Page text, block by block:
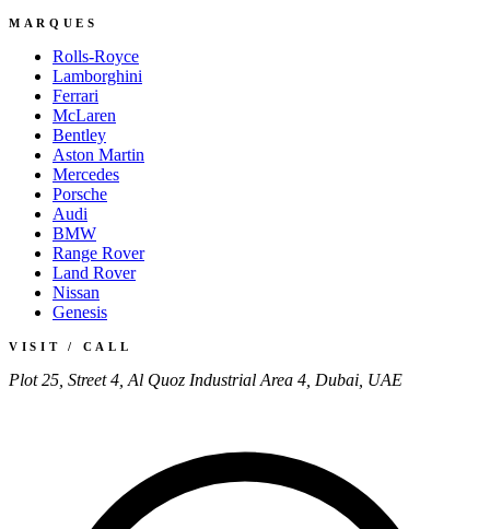
MARQUES
Rolls-Royce
Lamborghini
Ferrari
McLaren
Bentley
Aston Martin
Mercedes
Porsche
Audi
BMW
Range Rover
Land Rover
Nissan
Genesis
VISIT / CALL
Plot 25, Street 4, Al Quoz Industrial Area 4, Dubai, UAE